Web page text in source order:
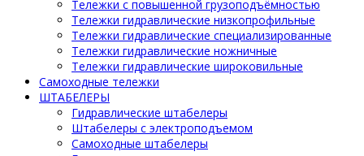
Тележки с повышенной грузоподъёмностью
Тележки гидравлические низкопрофильные
Тележки гидравлические специализированные
Тележки гидравлические ножничные
Тележки гидравлические широковильные
Самоходные тележки
ШТАБЕЛЕРЫ
Гидравлические штабелеры
Штабелеры с электроподъемом
Самоходные штабелеры